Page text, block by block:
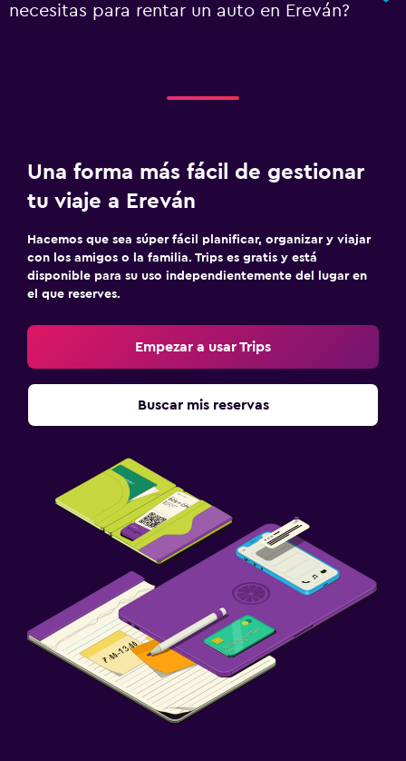
necesitas para rentar un auto en Ereván?
Una forma más fácil de gestionar
tu viaje a Ereván
Hacemos que sea súper fácil planificar, organizar y viajar
con los amigos o la familia. Trips es gratis y está
disponible para su uso independientemente del lugar en
el que reserves.
Empezar a usar Trips
Buscar mis reservas